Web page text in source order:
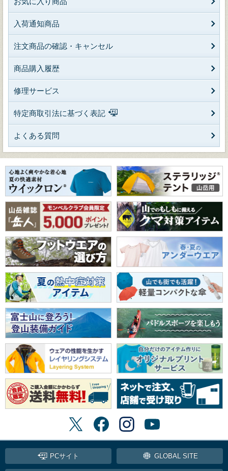
入荷通知商品
注文商品の確認・キャンセル
商品購入履歴
修理サービス
特定商取引法に基づく表記
よくある質問
PCサイト GLOBAL SITE